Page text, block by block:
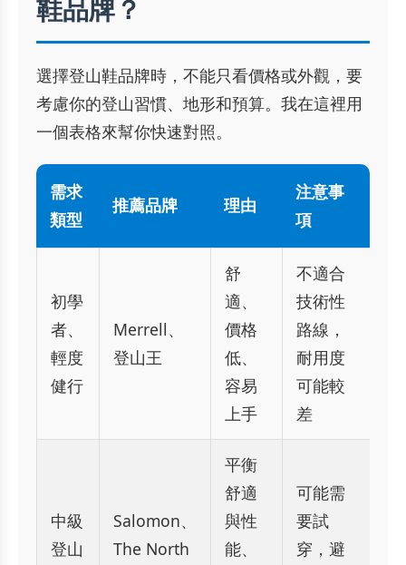
鞋品牌？
選擇登山鞋品牌時，不能只看價格或外觀，要
考慮你的登山習慣、地形和預算。我在這裡用
一個表格來幫你快速對照。
需求
類型
推薦品牌 理由
注意事
項
初學
者、
輕度
健行
Merrell、
登山王
舒
適、
價格
低、
容易
上手
不適合
技術性
路線，
耐用度
可能較
差
中級
登山
Salomon、
The North
平衡
舒適
與性
能、
可能需
要試
穿，避